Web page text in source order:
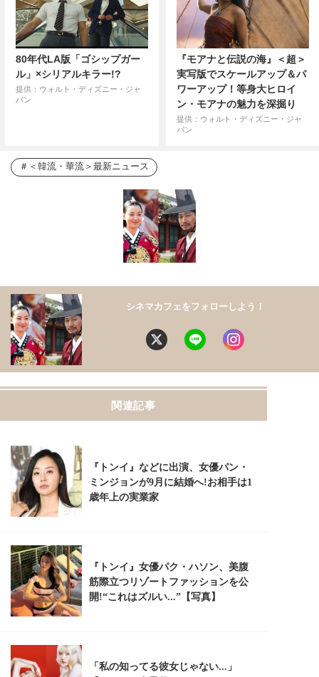
80年代LA版「ゴシップガー
ル」×シリアルキラー!?
提供：ウォルト・ディズニー・ジャ
パン
『モアナと伝説の海』＜超＞
実写版でスケールアップ＆パ
ワーアップ！等身大ヒロイ
ン・モアナの魅力を深掘り
提供：ウォルト・ディズニー・ジャ
パン
＜韓流・華流＞最新ニュース
シネマカフェをフォローしよう！